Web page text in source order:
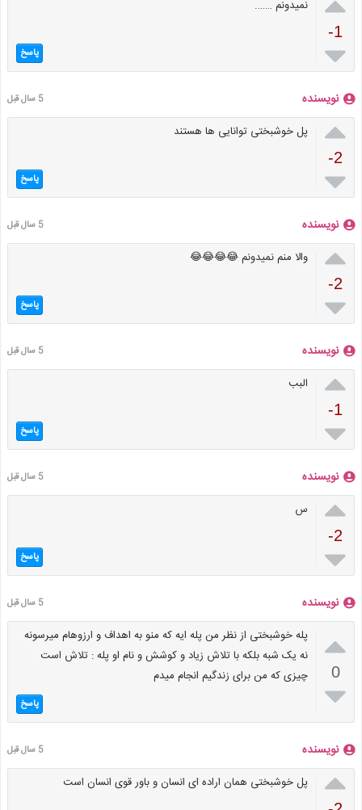
-1

نمیدونم …….
پاسخ
نویسنده 5 سال قبل

-2

پل خوشبختی توانایی ها هستند
پاسخ
نویسنده 5 سال قبل

-2

والا منم نمیدونم 😂😂😂😂
پاسخ
نویسنده 5 سال قبل

-1

البب
پاسخ
نویسنده 5 سال قبل

-2

س
پاسخ
نویسنده 5 سال قبل

0

پله خوشبختی از نظر من پله ایه که منو به اهداف و ارزوهام میرسونه
نه یک شبه بلکه با تلاش زیاد و کوشش و نام او پله : تلاش است
چیزی که من برای زندگیم انجام میدم
پاسخ
نویسنده 5 سال قبل
 پل خوشبختی همان اراده ای انسان و باور قوی انسان است